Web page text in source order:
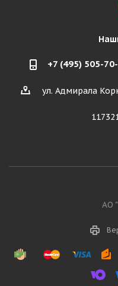
+7 (495) 505-
ул. Адмирала
АО